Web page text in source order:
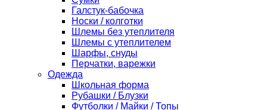
Галстук-бабочка
Носки / колготки
Шлемы без утеплителя
Шлемы с утеплителем
Шарфы, снуды
Перчатки, варежки
Одежда
Школьная форма
Рубашки / Блузки
Футболки / Майки / Топы